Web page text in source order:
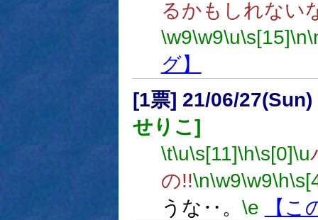
るかもしれない
\w9\w9\u\s[15]\n
グ】
[1票] 21/06/
せりこ]
\t\u\s[11]\h\s[0]\u
の!!\n\w9\w9\h
うな‥。 \e
【